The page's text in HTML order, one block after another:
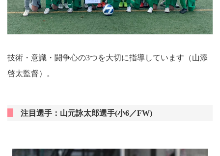
技術・意識・闘争心の3つを大切に指導しています（山添
啓太監督）。
注目選手：山元詠太郎選手(小6／FW)